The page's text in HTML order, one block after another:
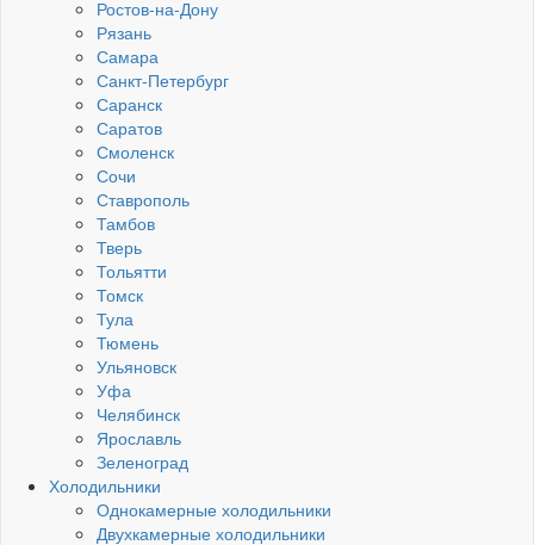
Ростов-на-Дону
Рязань
Самара
Санкт-Петербург
Саранск
Саратов
Смоленск
Сочи
Ставрополь
Тамбов
Тверь
Тольятти
Томск
Тула
Тюмень
Ульяновск
Уфа
Челябинск
Ярославль
Зеленоград
Холодильники
Однокамерные холодильники
Двухкамерные холодильники